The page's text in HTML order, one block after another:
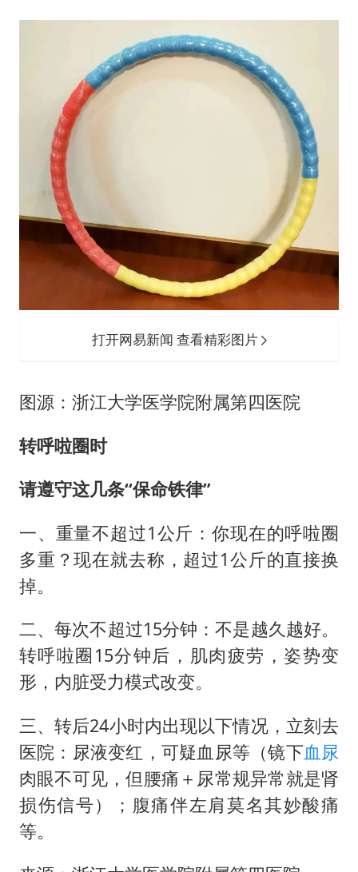
打开网易新闻 查看精彩图片
图源：浙江大学医学院附属第四医院
转呼啦圈时
请遵守这几条“保命铁律”
一、重量不超过1公斤：你现在的呼啦圈
多重？现在就去称，超过1公斤的直接换
掉。
二、每次不超过15分钟：不是越久越好。
转呼啦圈15分钟后，肌肉疲劳，姿势变
形，内脏受力模式改变。
三、转后24小时内出现以下情况，立刻去
医院：尿液变红，可疑血尿等（镜下血尿
肉眼不可见，但腰痛＋尿常规异常就是肾
损伤信号）；腹痛伴左肩莫名其妙酸痛
等。